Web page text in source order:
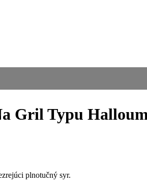
Gril Typu
plnotučný syr.